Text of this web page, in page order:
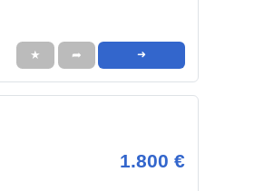
★ ➦ ➜
1.800 €